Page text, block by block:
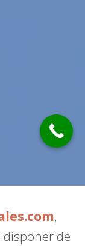
,
de